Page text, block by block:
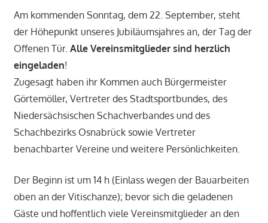
Am kommenden Sonntag, dem 22. September, steht
der Höhepunkt unseres Jubiläumsjahres an, der Tag der
Offenen Tür. Alle Vereinsmitglieder sind herzlich
eingeladen!
Zugesagt haben ihr Kommen auch Bürgermeister
Görtemöller, Vertreter des Stadtsportbundes, des
Niedersächsischen Schachverbandes und des
Schachbezirks Osnabrück sowie Vertreter
benachbarter Vereine und weitere Persönlichkeiten.
Der Beginn ist um 14 h (Einlass wegen der Bauarbeiten
oben an der Vitischanze); bevor sich die geladenen
Gäste und hoffentlich viele Vereinsmitglieder an den